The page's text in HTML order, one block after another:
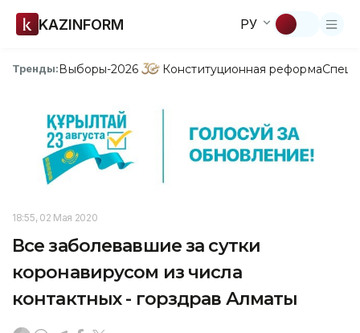
KAZINFORM РУ
Тренды:Выборы-2026 Конституционная реформа
18:55, 02 Мая 2020
Все заболевавшие за сутки
коронавирусом из числа
контактных - горздрав Алматы